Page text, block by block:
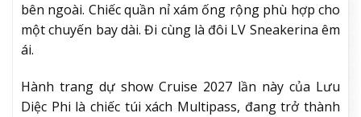
bên ngoài. Chiếc quần nỉ xám ống rộng phù hợp cho
một chuyến bay dài. Đi cùng là đôi LV Sneakerina êm
ái.
Hành trang dự show Cruise 2027 lần này của Lưu
Diệc Phi là chiếc túi xách Multipass, đang trở thành